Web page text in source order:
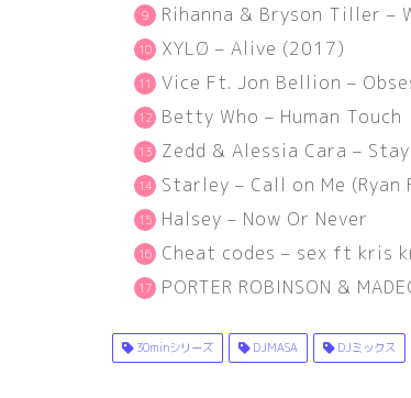
Rihanna & Bryson Tiller –
XYLØ – Alive (2017)
Vice Ft. Jon Bellion –
Betty Who – Human Touch
Zedd & Alessia Cara – Stay
Starley – Call on Me (Ryan
Halsey – Now Or Never
Cheat codes – sex ft kris
PORTER ROBINSON &
30minシリーズ DJMASA DJミックス